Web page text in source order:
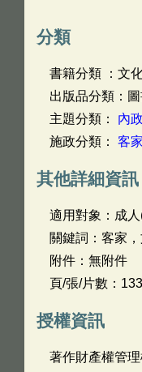
分類
書籍分類 ：文
出版品分類：
主題分類： 內
施政分類： 客
其他詳細資訊
適用對象：成
關鍵詞：客家
附件：無附件
頁/張/片數：133
授權資訊
著作財產權管